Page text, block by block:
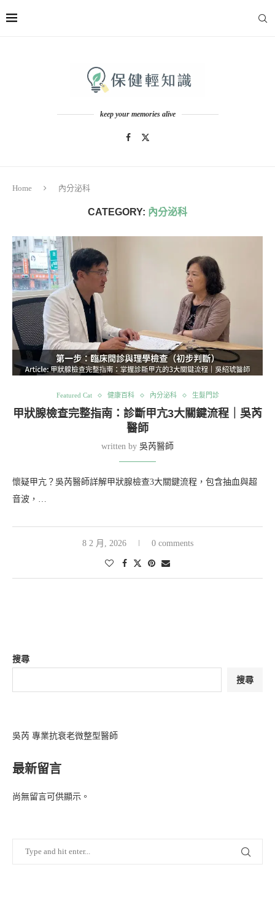
keep your memories alive
Home 內分泌科
CATEGORY: 內分泌科
Featured Cat 健康百科 內分泌科 生髮門診
甲狀腺檢查完整指南：診斷甲亢3大關鍵流程｜吳芮
醫師
written by 吳芮醫師
懷疑甲亢？吳芮醫師詳解甲狀腺檢查3大關鍵流程，包含抽血與超
音波，…
8 2 月, 2026 0 comments
搜尋
搜尋
吳芮 專業抗衰老微整型醫師
最新留言
尚無留言可供顯示。